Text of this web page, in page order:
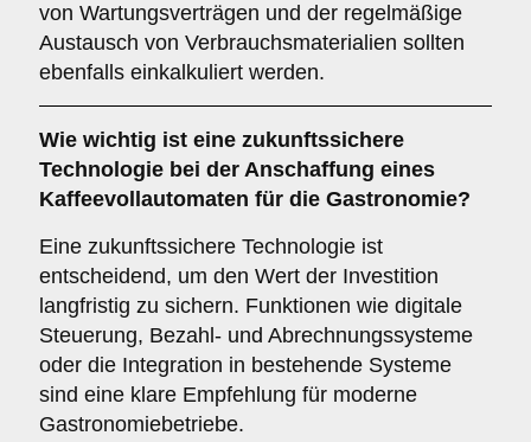
von Wartungsverträgen und der regelmäßige
Austausch von Verbrauchsmaterialien sollten
ebenfalls einkalkuliert werden.
Wie wichtig ist eine zukunftssichere
Technologie bei der Anschaffung eines
Kaffeevollautomaten für die Gastronomie?
Eine zukunftssichere Technologie ist
entscheidend, um den Wert der Investition
langfristig zu sichern. Funktionen wie digitale
Steuerung, Bezahl- und Abrechnungssysteme
oder die Integration in bestehende Systeme
sind eine klare Empfehlung für moderne
Gastronomiebetriebe.